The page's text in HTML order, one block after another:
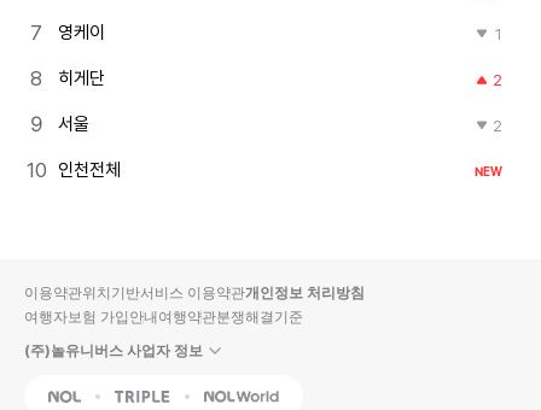
영케이 1
히게단 2
서울 2
인천전체 NEW
이용약관위치기반서비스 이용약관개인정보 처리방침
여행자보험 가입안내여행약관분쟁해결기준
(주)놀유니버스 사업자 정보
NOL Triple Interpark Global